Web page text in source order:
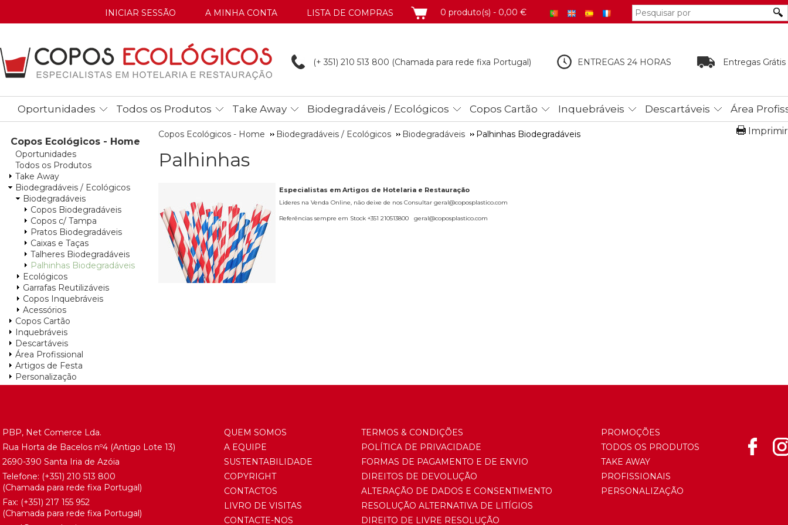
INICIAR SESSÃO A MINHA CONTA LISTA DE COMPRAS CARRINHO
0 produto(s) - 0,00 €
(+ 351) 210 513 800 (Chamada para rede fixa Portugal) ENTREGAS 24 HORAS Entregas Grátis
Oportunidades Todos os Produtos Take Away Biodegradáveis / Ecológicos Copos Cartão Inquebráveis Descartáveis Área
Copos Ecológicos - Home
Oportunidades
Todos os Produtos
Take Away
Biodegradáveis / Ecológicos
Biodegradáveis
Copos Biodegradáveis
Copos c/ Tampa
Pratos Biodegradáveis
Caixas e Taças
Talheres Biodegradáveis
Palhinhas Biodegradáveis
Ecológicos
Garrafas Reutilizáveis
Copos Inquebráveis
Acessórios
Copos Cartão
Inquebráveis
Descartáveis
Área Profissional
Artigos de Festa
Personalização
Imprimir
Copos Ecológicos - Home Biodegradáveis / Ecológicos Biodegradáveis Palhinhas Biodegradáveis
Palhinhas
Especialistas em Artigos de Hotelaria e Restauração
Lideres na Venda Online, não deixe de nos Consultar geral@coposplastico.com
Referências sempre em Stock +351 210513800 geral@coposplastico.com
PBP, Net Comerce Lda.
Rua Horta de Bacelos nº4 (Antigo Lote 13)
2690-390 Santa Iria de Azóia
Telefone: (+351) 210 513 800
(Chamada para rede fixa Portugal)
Fax: (+351) 217 155 952
(Chamada para rede fixa Portugal)
QUEM SOMOS
A EQUIPE
SUSTENTABILIDADE
COPYRIGHT
CONTACTOS
LIVRO DE VISITAS
CONTACTE-NOS
TERMOS & CONDIÇÕES
POLÍTICA DE PRIVACIDADE
FORMAS DE PAGAMENTO E DE ENVIO
DIREITOS DE DEVOLUÇÃO
ALTERAÇÃO DE DADOS E CONSENTIMENTO
RESOLUÇÃO ALTERNATIVA DE LITÍGIOS
DIREITO DE LIVRE RESOLUÇÃO
PROMOÇÕES
TODOS OS PRODUTOS
TAKE AWAY
PROFISSIONAIS
PERSONALIZAÇÃO